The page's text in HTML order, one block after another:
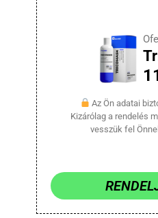
Az Ön adatai
Kizárólag a rendelés
vesszük fel